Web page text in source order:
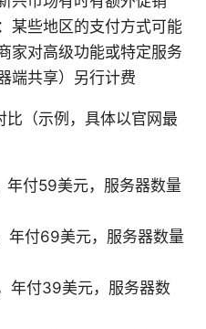
某些地区的支付方式可能
家对高级功能或特定服务
端共享）另行计费
比（示例，具体以官网最
年付59美元，服务器数量
年付69美元，服务器数量
年付39美元，服务器数